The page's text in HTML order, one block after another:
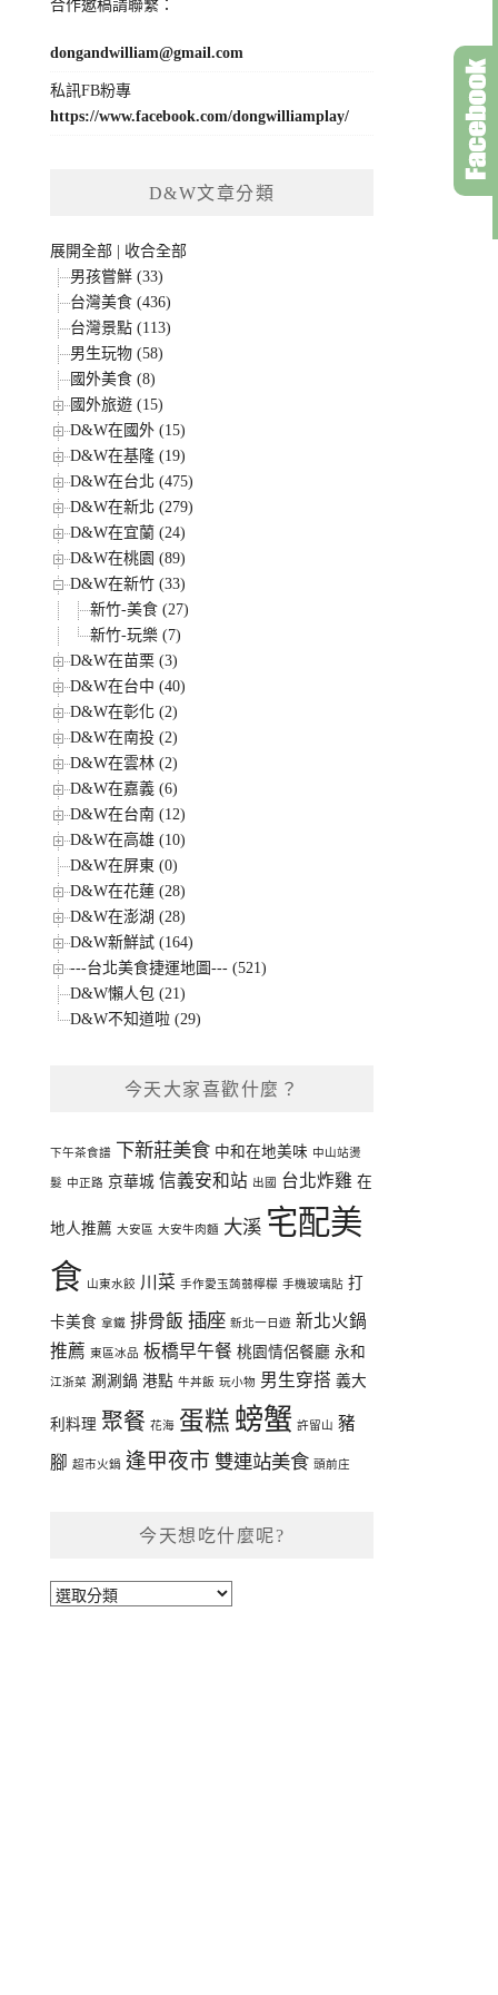
合作邀稿請聯繫：
dongandwilliam@gmail.com
私訊FB粉專
https://www.facebook.com/dongwilliamplay/
D&W文章分類
展開全部
收合全部
男孩嘗鮮 (33)
台灣美食 (436)
台灣景點 (113)
男生玩物 (58)
國外美食 (8)
國外旅遊 (15)
D&W在國外 (15)
D&W在基隆 (19)
D&W在台北 (475)
D&W在新北 (279)
D&W在宜蘭 (24)
D&W在桃園 (89)
D&W在新竹 (33)
新竹-美食 (27)
新竹-玩樂 (7)
D&W在苗栗 (3)
D&W在台中 (40)
D&W在彰化 (2)
D&W在南投 (2)
D&W在雲林 (2)
D&W在嘉義 (6)
D&W在台南 (12)
D&W在高雄 (10)
D&W在屏東 (0)
D&W在花蓮 (28)
D&W在澎湖 (28)
D&W新鮮試 (164)
---台北美食捷運地圖--- (521)
D&W懶人包 (21)
D&W不知道啦 (29)
今天大家喜歡什麼？
下午茶食譜 下新莊美食 中和在地美味 中山站燙
髮 中正路 京華城 信義安和站 出國 台北炸雞 在
地人推薦 大安區 大安牛肉麵 大溪 宅配美
食 山東水餃 川菜 手作愛玉蒟蒻檸檬 手機玻璃貼 打
卡美食 拿鐵 排骨飯 插座 新北一日遊 新北火鍋
推薦 東區冰品 板橋早午餐 桃園情侶餐廳 永和
江浙菜 涮涮鍋 港點 牛丼飯 玩小物 男生穿搭 義大
利料理 聚餐 花海 蛋糕 螃蟹 許留山 豬
腳 超市火鍋 逢甲夜市 雙連站美食 頭前庄
今天想吃什麼呢?
今